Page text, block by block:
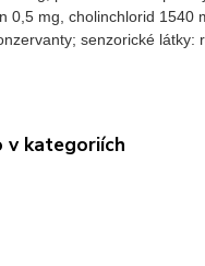
0,5 mg, cholinchlorid 1540
senzorické látky:
v kategoriích